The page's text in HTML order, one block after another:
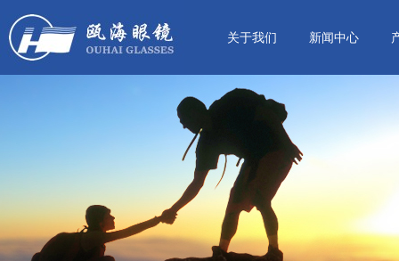
关于我们 新闻中心